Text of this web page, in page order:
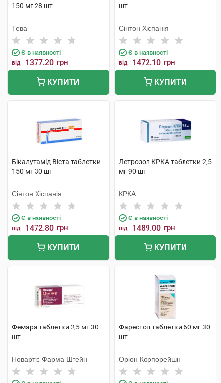
150 мг 28 шт
Тева
Є в наявності
від 1377.20 грн
КУПИТИ
шт
Сінтон Хіспанія
Є в наявності
від 1472.10 грн
КУПИТИ
Бікалутамід Віста таблетки
150 мг 30 шт
Сінтон Хіспанія
Є в наявності
від 1472.80 грн
КУПИТИ
Летрозол КРКА таблетки 2,5
мг 90 шт
КРКА
Є в наявності
від 1489.00 грн
КУПИТИ
Фемара таблетки 2,5 мг 30
шт
Новартіс Фарма Штейн
Фарестон таблетки 60 мг 30
шт
Оріон Корпорейшн